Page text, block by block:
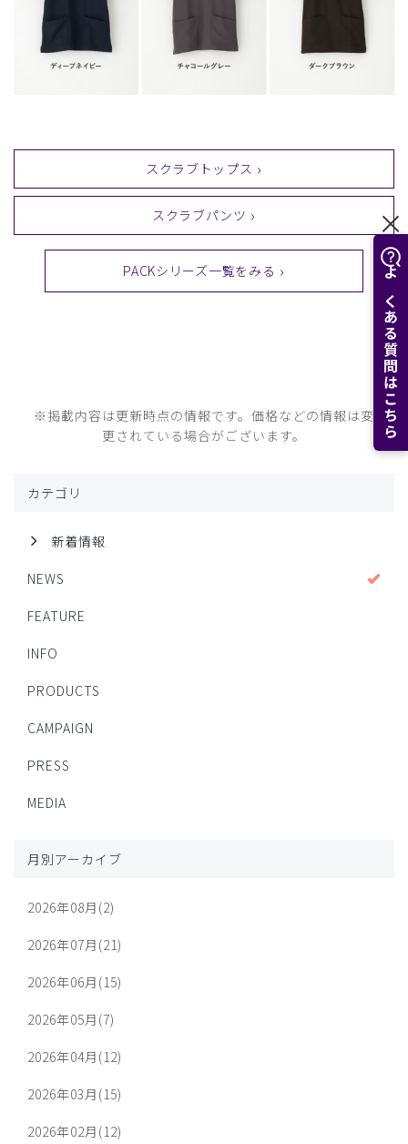
よくある質問はこちら
スクラブトップス
スクラブパンツ
PACKシリーズ一覧をみる
※掲載内容は更新時点の情報です。価格などの情報は変
更されている場合がございます。
カテゴリ
新着情報
NEWS
FEATURE
INFO
PRODUCTS
CAMPAIGN
PRESS
MEDIA
月別アーカイブ
2026年08月(2)
2026年07月(21)
2026年06月(15)
2026年05月(7)
2026年04月(12)
2026年03月(15)
2026年02月(12)